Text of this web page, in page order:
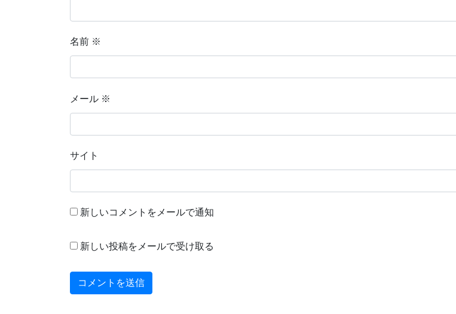
名前 ※
メール ※
サイト
新しいコメントをメールで通知
新しい投稿をメールで受け取る